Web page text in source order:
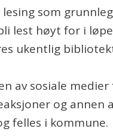
lesing som
lest høyt for i
ukentlig
av sosiale
og
felles i kommune.